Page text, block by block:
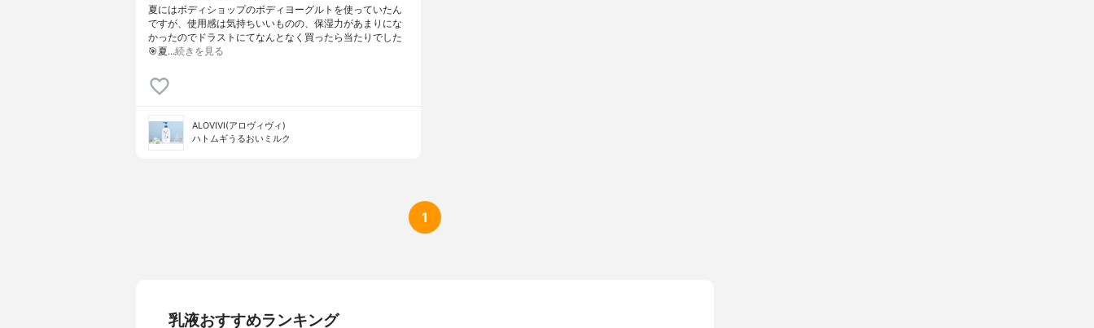
夏にはボディショップのボディヨーグルトを使っていたん
ですが、使用感は気持ちいいものの、保湿力があまりにな
かったのでドラストにてなんとなく買ったら当たりでした
🎯夏…続きを見る
ALOVIVI(アロヴィヴィ)
ハトムギうるおいミルク
1
乳液おすすめランキング